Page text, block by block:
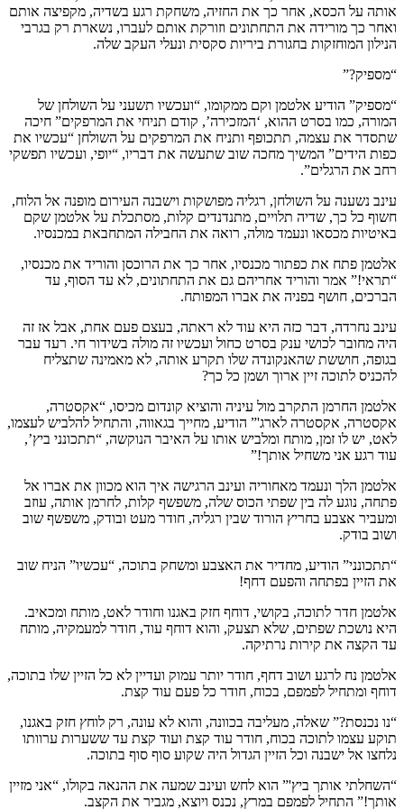
אותה על הכסא, אחר כך את החזיה, משחקת רגע בשדיה, מקפיצה אותם
ואחר כך מורידה את התחתונים וזורקת אותם לעברו, נשארת רק בגרבי
הנילון המוחזקות בחגורת ביריות סקסית ונעלי העקב שלה.
“מספיק?”
“מספיק” הודיע אלטמן וקם ממקומו, “ועכשיו תשעני על השולחן של
המורה, כמו בסרט ההוא, ‘המזכירה’, קודם תניחי את המרפקים” חיכה
שתסדר את עצמה, תתכופף ותניח את המרפקים על השולחן “עכשיו את
כפות הידים” המשיך מחכה שוב שתעשה את דבריו, “יופי, ועכשיו תפשקי
רחב את הרגלים”.
עינב נשענה על השולחן, רגליה מפושקות וישבנה העירום מופנה אל הלוח,
חשוף כל כך, שדיה תלויים, מתנדנדים קלות, מסתכלת על אלטמן שקם
באיטיות מכסאו ונעמד מולה, רואה את החבילה המתחבאת במכנסיו.
אלטמן פתח את כפתור מכנסיו, אחר כך את הרוכסן והוריד את מכנסיו,
“תראי!” אמר והוריד אחריהם גם את התחתונים, לא עד הסוף, עד
הברכים, חושף בפניה את אברו המפותח.
עינב נחרדה, דבר כזה היא עוד לא ראתה, בעצם פעם אחת, אבל אז זה
היה מחובר לכושי ענק בסרט כחול ועכשיו זה מולה בשידור חי. רעד עבר
בגופה, חוששת שהאנקונדה שלו תקרע אותה, לא מאמינה שתצליח
להכניס לתוכה זיין ארוך ושמן כל כך?
אלטמן החרמן התקרב מול עיניה והוציא קונדום מכיסו, “אקסטרה,
אקסטרה, אקסטרה לארג'” הודיע, מחייך בגאווה, והתחיל להלביש לעצמו,
לאט, יש לו זמן, מותח ומלביש אותו על האיבר הנוקשה, “תתכונני ביץ’,
עוד רגע אני משחיל אותך!”
אלטמן הלך ונעמד מאחוריה ועינב הרגישה איך הוא מכוון את אברו אל
פתחה, נוגע לה בין שפתי הכוס שלה, משפשף קלות, לחרמן אותה, עוזב
ומעביר אצבע בחריץ הורוד שבין רגליה, חודר מעט ובודק, משפשף שוב
ושוב בודק.
“תתכונני” הודיע, מחדיר את האצבע ומשחק בתוכה, “עכשיו” הניח שוב
את הזיין בפתחה והפעם דחף!
אלטמן חדר לתוכה, בקושי, דוחף חזק באגנו וחודר לאט, מותח ומכאיב.
היא נושכת שפתים, שלא תצעק, והוא דוחף עוד, חודר למעמקיה, מותח
עד הקצה את קירות נרתיקה.
אלטמן נח לרגע ושוב דחף, חודר יותר עמוק ועדיין לא כל הזיין שלו בתוכה,
דוחף ומתחיל לפמפם, בכוח, חודר כל פעם עוד קצת.
“נו נכנסת?” שאלה, מעליבה בכוונה, והוא לא עונה, רק לוחץ חזק באגנו,
תוקע עצמו לתוכה בכוח, חודר עוד קצת ועוד קצת עד ששערות ערוותו
נלחצו אל ישבנה וכל הזיין הגדול היה שקוע סוף סוף בתוכה.
“השחלתי אותך ביץ'” הוא לחש ועינב שמעה את ההנאה בקולו, “אני מזיין
אותך!” התחיל לפמפם במרץ, נכנס ויוצא, מגביר את הקצב.